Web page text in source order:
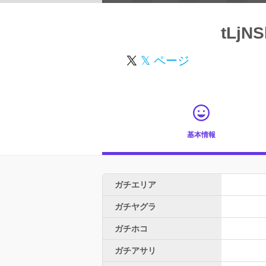
𝕏 ページ
基本情報
ガチエリア
ガチヤグラ
ガチホコ
ガチアサリ